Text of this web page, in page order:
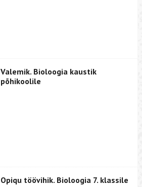
Valemik. Bioloogia kaustik
põhikoolile
Opiqu töövihik. Bioloogia 7. klassile